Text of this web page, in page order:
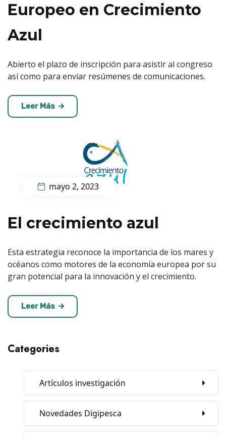
Europeo en Crecimiento
Azul
Abierto el plazo de inscripción para asistir al congreso
así como para enviar resúmenes de comunicaciones.
Leer Más
mayo 2, 2023
El crecimiento azul
Esta estrategia reconoce la importancia de los mares y
océanos como motores de la economía europea por su
gran potencial para la innovación y el crecimiento.
Leer Más
Categories
Artículos investigación
Novedades Digipesca